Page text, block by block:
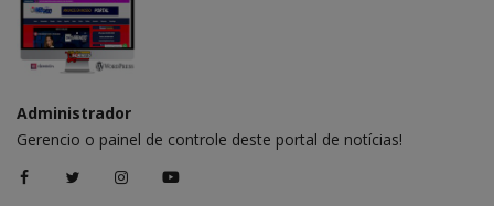
Administrador
Gerencio o painel de controle deste portal de notícias!